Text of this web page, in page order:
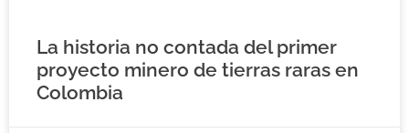
La historia no contada del primer
proyecto minero de tierras raras en
Colombia